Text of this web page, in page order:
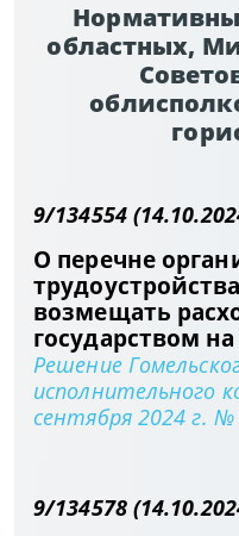
областных,
9/134554
О перечне
возмещать
государством
Решение
исполнительного
сентября 2024 г. №
9/134578